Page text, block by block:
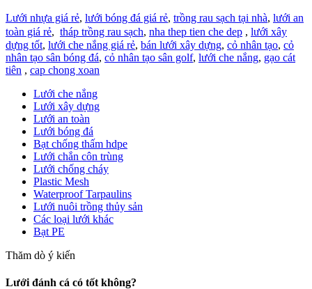
Lưới nhựa giá rẻ, lưới bóng đá giá rẻ, trồng rau sạch tại nhà, lưới an
toàn giá rẻ, tháp trồng rau sạch, nha thep tien che dep , lưới xây
dựng tốt, lưới che nắng giá rẻ, bán lưới xây dựng, cỏ nhân tạo, cỏ
nhân tạo sân bóng đá, cỏ nhân tạo sân golf, lưới che nắng, gạo cát
tiên , cap chong xoan
Lưới che nắng
Lưới xây dựng
Lưới an toàn
Lưới bóng đá
Bạt chống thấm hdpe
Lưới chắn côn trùng
Lưới chống cháy
Plastic Mesh
Waterproof Tarpaulins
Lưới nuôi trồng thủy sản
Các loại lưới khác
Bạt PE
Thăm dò ý kiến
Lưới đánh cá có tốt không?